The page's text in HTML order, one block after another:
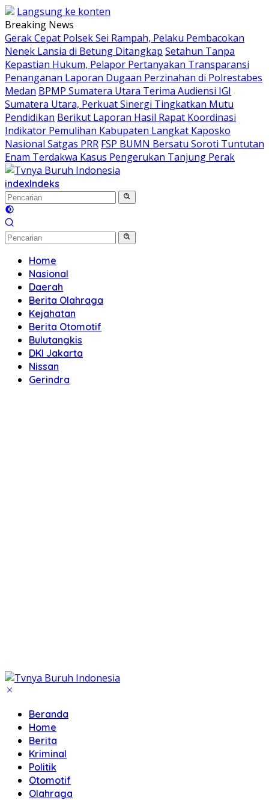
Langsung ke konten
Breaking News
Gerak Cepat Polsek Sei Rampah, Pelaku Pembacokan
Nenek Lansia di Betung Ditangkap Setahun Tanpa
Kepastian Hukum, Pelapor Pertanyakan Transparansi
Penanganan Laporan Dugaan Perzinahan di Polrestabes
Medan BPMP Sumatera Utara Terima Audiensi IGI
Sumatera Utara, Perkuat Sinergi Tingkatkan Mutu
Pendidikan Berikut Laporan Hasil Rapat Koordinasi
Indikator Pemulihan Kabupaten Langkat Kaposko
Nasional Satgas PRR FSP BUMN Bersatu Soroti Tuntutan
Enam Terdakwa Kasus Pengerukan Tanjung Perak
indexIndeks
Home
Nasional
Daerah
Berita Olahraga
Kejahatan
Berita Otomotif
Bulutangkis
DKI Jakarta
Nissan
Gerindra
Beranda
Home
Berita
Kriminal
Politik
Otomotif
Olahraga